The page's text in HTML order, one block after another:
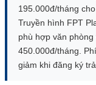
195.000đ/tháng
Truyền hình FPT
phù hợp văn
450.000đ/tháng.
giảm khi đăng ký